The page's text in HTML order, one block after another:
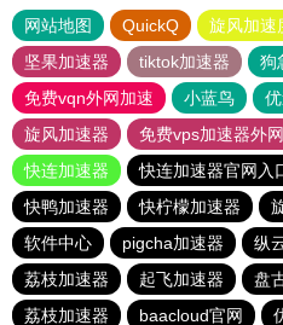
网站地图 QuickQ 旋风加速
坚果加速器
tiktok加速器
狗
免费vqn外网加速
小蓝鸟
旋风加速器
免费vps加速器外
快连加速器
快连加速器官网入
快鸭加速器
快柠檬加速器
软件中心
pigcha加速器 纵
荔枝加速器
起飞加速器 盘
荔枝加速器
baacloud官网